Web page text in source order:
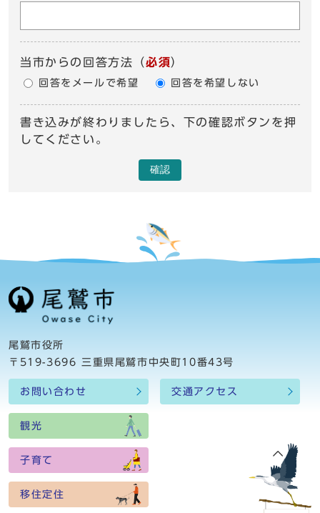
当市からの回答方法 （必須）
回答をメールで希望 回答を希望しない
書き込みが終わりましたら、下の確認ボタンを押
してください。
確認
尾鷲市役所
〒519-3696 三重県尾鷲市中央町10番43号
お問い合わせ 交通アクセス
観光
子育て
移住定住